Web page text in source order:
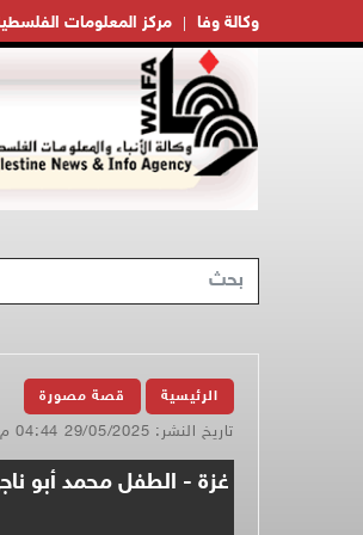
مركز المعلومات وكالة وفا
الرئيسية قصة مصورة
تاريخ النشر: 29/05/2025 04:44 م